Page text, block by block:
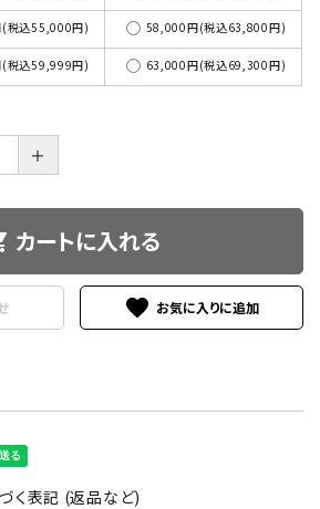
税込55,000円) 58,000円(税込63,800円)
税込59,999円) 63,000円(税込69,300円)
＋
カートに入れる
favorite
く表記 (返品など)